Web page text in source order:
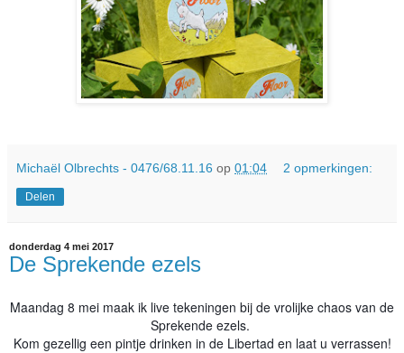
Michaël Olbrechts - 0476/68.11.16 op 01:04 2 opmerkingen:
Delen
donderdag 4 mei 2017
De Sprekende ezels
Maandag 8 mei maak ik live tekeningen bij de vrolijke chaos van de
Sprekende ezels.
Kom gezellig een pintje drinken in de Libertad en laat u verrassen!